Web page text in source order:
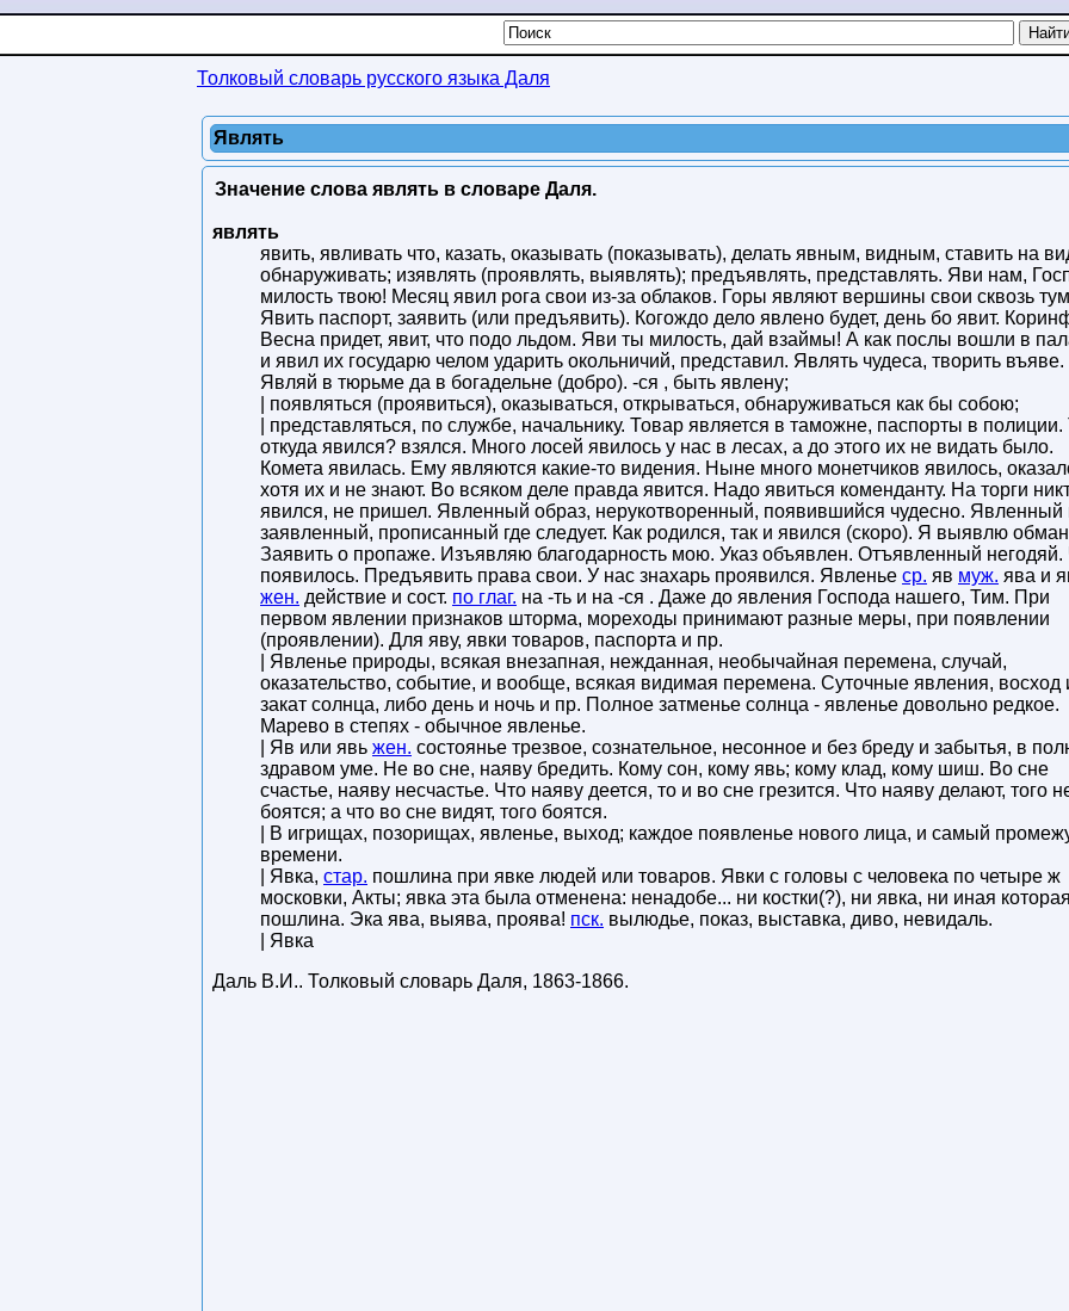
Толковый словарь русского языка Даля
Являть
Значение слова являть в словаре Даля.
являть
явить, явливать что, казать, оказывать (показывать), делать явным, видным, ставить на
обнаруживать; изявлять (проявлять, выявлять); предъявлять, представлять. Яви нам,
милость твою! Месяц явил рога свои из-за облаков. Горы являют вершины свои сквозь
Явить паспорт, заявить (или предъявить). Когождо дело явлено будет, день бо явит.
Весна придет, явит, что подо льдом. Яви ты милость, дай взаймы! А как послы вошли в
и явил их государю челом ударить окольничий, представил. Являть чудеса, творить въяве.
Являй в тюрьме да в богадельне (добро). -ся , быть явлену;
| появляться (проявиться), оказываться, открываться, обнаруживаться как бы собою;
| представляться, по службе, начальнику. Товар является в таможне, паспорты в
откуда явился? взялся. Много лосей явилось у нас в лесах, а до этого их не видать было.
Комета явилась. Ему являются какие-то видения. Ныне много монетчиков явилось,
хотя их и не знают. Во всяком деле правда явится. Надо явиться коменданту. На торги
явился, не пришел. Явленный образ, нерукотворенный, появившийся чудесно. Явленный
заявленный, прописанный где следует. Как родился, так и явился (скоро). Я выявлю обман
Заявить о пропаже. Изъявляю благодарность мою. Указ объявлен. Отъявленный негодяй.
появилось. Предъявить права свои. У нас знахарь проявился. Явленье ср. яв муж. ява и
жен. действие и сост. по глаг. на -ть и на -ся . Даже до явления Господа нашего, Тим. При
первом явлении признаков шторма, мореходы принимают разные меры, при появлении
(проявлении). Для яву, явки товаров, паспорта и пр.
| Явленье природы, всякая внезапная, нежданная, необычайная перемена, случай,
оказательство, событие, и вообще, всякая видимая перемена. Суточные явления, восход
закат солнца, либо день и ночь и пр. Полное затменье солнца - явленье довольно редкое.
Марево в степях - обычное явленье.
| Яв или явь жен. состоянье трезвое, сознательное, несонное и без бреду и забытья, в
здравом уме. Не во сне, наяву бредить. Кому сон, кому явь; кому клад, кому шиш. Во сне
счастье, наяву несчастье. Что наяву деется, то и во сне грезится. Что наяву делают, того
боятся; а что во сне видят, того боятся.
| В игрищах, позорищах, явленье, выход; каждое появленье нового лица, и самый
времени.
| Явка, стар. пошлина при явке людей или товаров. Явки с головы с человека по четыре ж
московки, Акты; явка эта была отменена: ненадобе... ни костки(?), ни явка, ни иная которая
пошлина. Эка ява, выява, проява! пск. вылюдье, показ, выставка, диво, невидаль.
| Явка
Даль В.И.. Толковый словарь Даля, 1863-1866.